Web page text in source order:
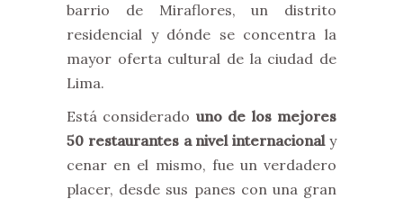
barrio de Miraflores, un distrito
residencial y dónde se concentra la
mayor oferta cultural de la ciudad de
Lima.
Está considerado uno de los mejores
50 restaurantes a nivel internacionaly
cenar en el mismo, fue un verdadero
placer, desde sus panes con una gran